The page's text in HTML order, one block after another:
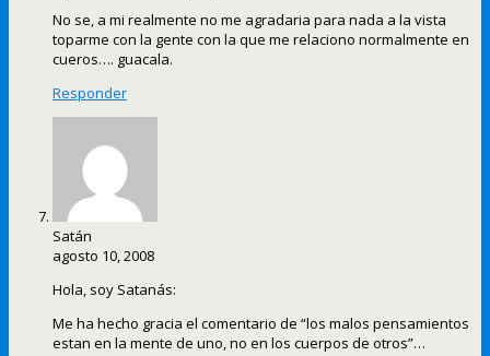
No se, a mi realmente no me agradaria para nada a la vista
toparme con la gente con la que me relaciono normalmente en
cueros…. guacala.
Responder
Satán
agosto 10, 2008
Hola, soy Satanás:
Me ha hecho gracia el comentario de “los malos pensamientos
estan en la mente de uno, no en los cuerpos de otros”…